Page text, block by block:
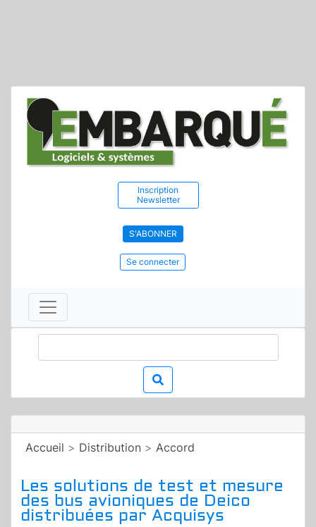
Inscription
Newsletter
S'ABONNER
Se connecter
Accueil > Distribution > Accord
Les solutions de test et mesure
des bus avioniques de Deico
distribuées par Acquisys